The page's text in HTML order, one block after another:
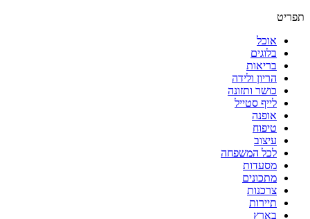
תפריט
אוכל
בלוגים
בריאות
הריון ולידה
כושר ותזונה
לייף סטייל
אופנה
טיפוח
עיצוב
לכל המשפחה
מסעדות
מתכונים
צרכנות
תיירות
בארץ